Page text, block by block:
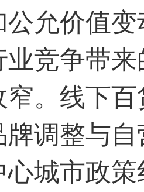
允价值
竞争带
窄。线下
调整与
城市政